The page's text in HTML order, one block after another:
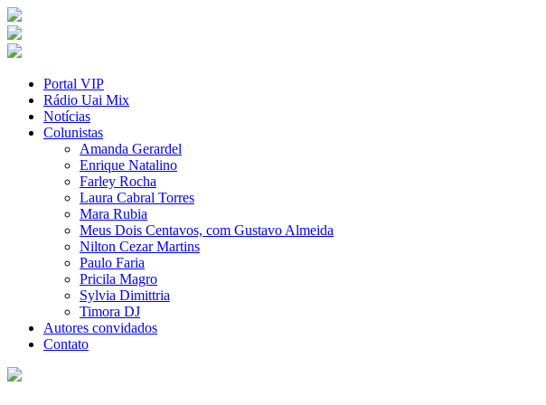
Portal VIP
Rádio Uai Mix
Notícias
Colunistas
Amanda Gerardel
Enrique Natalino
Farley Rocha
Laura Cabral Torres
Mara Rubia
Meus Dois Centavos, com Gustavo Almeida
Nilton Cezar Martins
Paulo Faria
Pricila Magro
Sylvia Dimittria
Timora DJ
Autores convidados
Contato